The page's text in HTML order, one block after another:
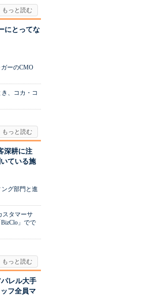
にとってな
ーのCMO
、コカ・コ
深耕に注
ている施
グ部門と進
スタマーサ
」でで
レル大手
フ全員マ